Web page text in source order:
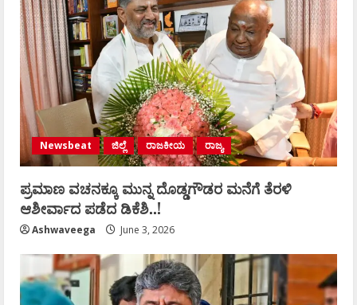
Newsbeat ಜಿಲ್ಲೆ ರಾಜಕೀಯ ರಾಜ್ಯ
ಪ್ರಮಾಣ ವಚನಕ್ಕೂ ಮುನ್ನ ದೊಡ್ಡಗೌಡರ ಮನೆಗೆ ತೆರಳಿ
ಆಶೀರ್ವಾದ ಪಡೆದ ಡಿಕೆಶಿ..!
Ashwaveega June 3, 2026